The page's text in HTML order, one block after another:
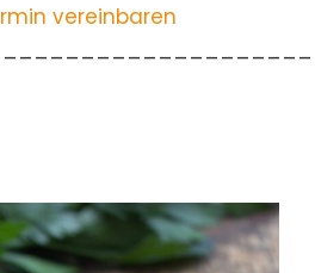
vereinbaren